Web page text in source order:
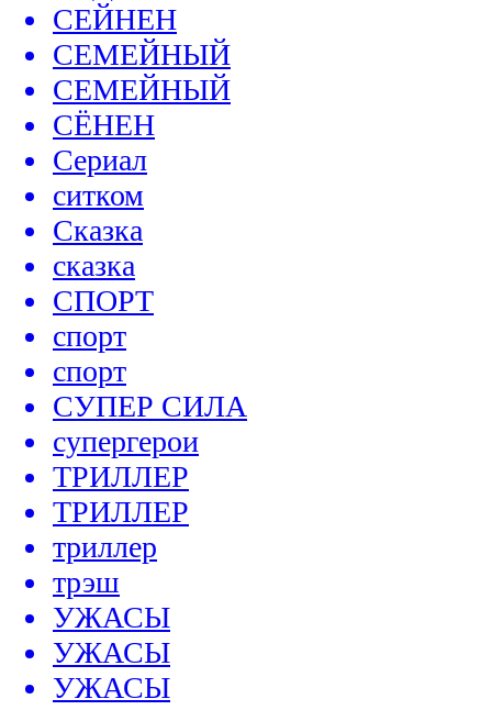
СЕЙНЕН
СЕМЕЙНЫЙ
СЕМЕЙНЫЙ
СЁНЕН
Сериал
ситком
Сказка
сказка
СПОРТ
спорт
спорт
СУПЕР СИЛА
супергерои
ТРИЛЛЕР
ТРИЛЛЕР
триллер
трэш
УЖАСЫ
УЖАСЫ
УЖАСЫ